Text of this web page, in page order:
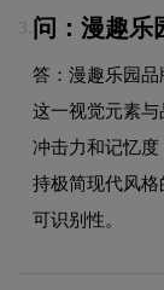
3. 问：漫趣乐
答：漫趣乐园品
这一视觉元素
冲击力和记忆
持极简现代风
可识别性。